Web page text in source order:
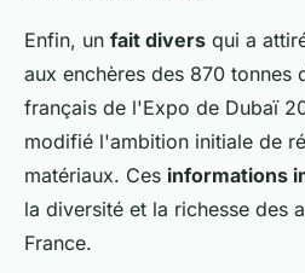
Enfin, un fait divers qui a
aux enchères des 870
français de l'Expo de Dubaï
modifié l'ambition initiale de
matériaux. Ces informations
la diversité et la richesse des
France.